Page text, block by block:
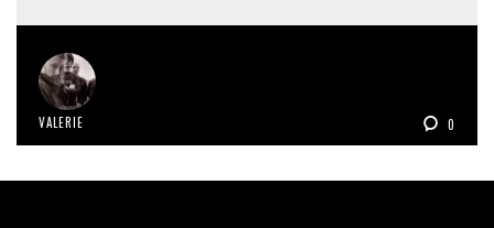
VALERIE 0